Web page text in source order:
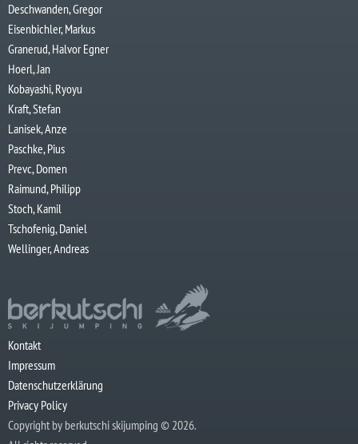
Deschwanden, Gregor
Eisenbichler, Markus
Granerud, Halvor Egner
Hoerl, Jan
Kobayashi, Ryoyu
Kraft, Stefan
Lanisek, Anze
Paschke, Pius
Prevc, Domen
Raimund, Philipp
Stoch, Kamil
Tschofenig, Daniel
Wellinger, Andreas
Kontakt
Impressum
Datenschutzerklärung
Privacy Policy
Copyright by berkutschi skijumping © 2026.